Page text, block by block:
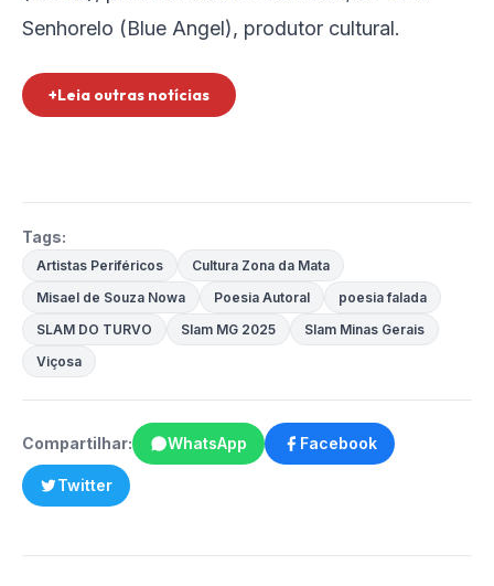
Senhorelo (Blue Angel), produtor cultural.
+Leia outras notícias
Tags:
Artistas Periféricos
Cultura Zona da Mata
Misael de Souza Nowa
Poesia Autoral
poesia falada
SLAM DO TURVO
Slam MG 2025
Slam Minas Gerais
Viçosa
Compartilhar: WhatsApp Facebook
Twitter